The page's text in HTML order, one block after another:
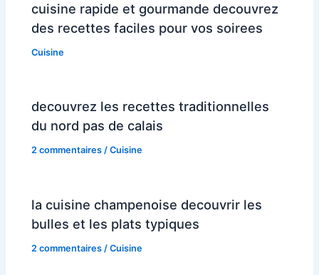
cuisine rapide et gourmande decouvrez
des recettes faciles pour vos soirees
Cuisine
decouvrez les recettes traditionnelles
du nord pas de calais
2 commentaires /Cuisine
la cuisine champenoise decouvrir les
bulles et les plats typiques
2 commentaires /Cuisine